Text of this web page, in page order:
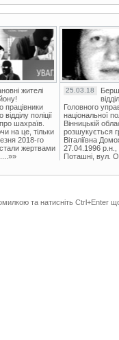
жителі
працівники
поліції
шахраїв.
на це, тільки
2018-го
жертвами
25.03.18
Головного
національної
Вінницькій
розшукується
Віталіївна
27.04.1996 р.н.,
Поташні, вул.
та натисніть Ctrl+Enter